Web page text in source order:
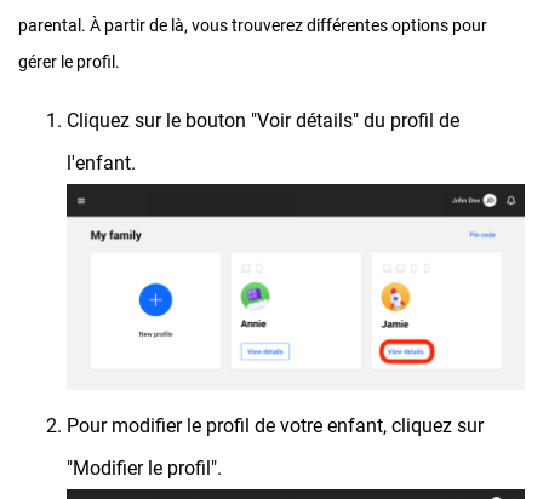
parental. À partir de là, vous trouverez différentes options pour
gérer le profil.
Cliquez sur le bouton "Voir détails" du profil de
l'enfant.
Pour modifier le profil de votre enfant, cliquez sur
"Modifier le profil".